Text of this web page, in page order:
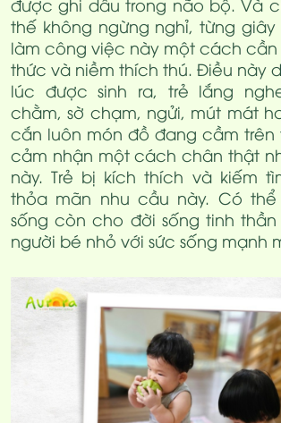
thế không ngừng nghỉ, từng
làm công việc này một cách cần
thức và niềm thích thú. Điều này
lúc được sinh ra, trẻ lắng
chằm, sờ chạm, ngửi, mút mát
cắn luôn món đồ đang cầm
cảm nhận một cách chân thật
này. Trẻ bị kích thích và kiếm
thỏa mãn nhu cầu này. Có
sống còn cho đời sống tinh
người bé nhỏ với sức sống mạnh